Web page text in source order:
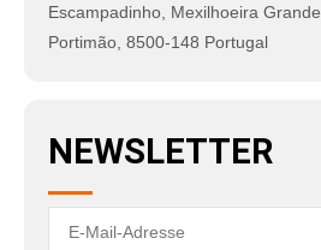
Escampadinho, Mexilhoeira Grande
Portimão 8500-148 Portugal
NEWSLETTER